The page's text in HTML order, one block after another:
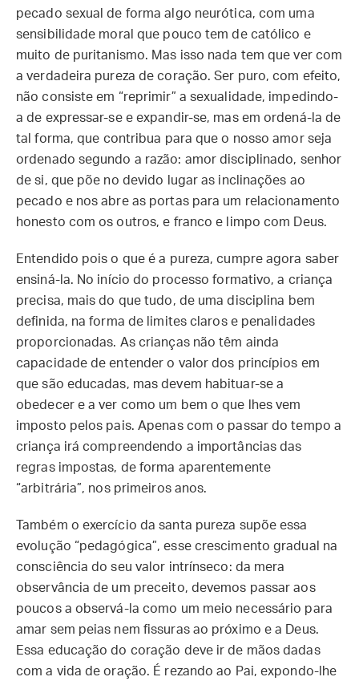
pecado sexual de forma algo neurótica, com uma
sensibilidade moral que pouco tem de católico e
muito de puritanismo. Mas isso nada tem que ver com
a verdadeira pureza de coração. Ser puro, com efeito,
não consiste em “reprimir” a sexualidade, impedindo-
a de expressar-se e expandir-se, mas em ordená-la de
tal forma, que contribua para que o nosso amor seja
ordenado segundo a razão: amor disciplinado, senhor
de si, que põe no devido lugar as inclinações ao
pecado e nos abre as portas para um relacionamento
honesto com os outros, e franco e limpo com Deus.
Entendido pois o que é a pureza, cumpre agora saber
ensiná-la. No início do processo formativo, a criança
precisa, mais do que tudo, de uma disciplina bem
definida, na forma de limites claros e penalidades
proporcionadas. As crianças não têm ainda
capacidade de entender o valor dos princípios em
que são educadas, mas devem habituar-se a
obedecer e a ver como um bem o que lhes vem
imposto pelos pais. Apenas com o passar do tempo a
criança irá compreendendo a importâncias das
regras impostas, de forma aparentemente
“arbitrária”, nos primeiros anos.
Também o exercício da santa pureza supõe essa
evolução “pedagógica”, esse crescimento gradual na
consciência do seu valor intrínseco: da mera
observância de um preceito, devemos passar aos
poucos a observá-la como um meio necessário para
amar sem peias nem fissuras ao próximo e a Deus.
Essa educação do coração deve ir de mãos dadas
com a vida de oração. É rezando ao Pai, expondo-lhe